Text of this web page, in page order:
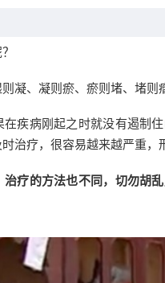
凝、凝则瘀、瘀则堵、堵则
疾病刚起之时就没有遏制
治疗，很容易越来越严重，
疗的方法也不同，切勿胡